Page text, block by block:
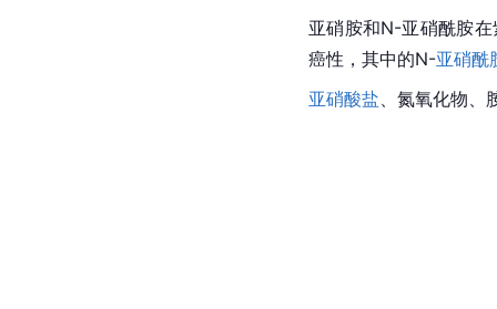
亚硝胺和N-亚硝酰胺在
癌性，其中的N-亚硝酰
亚硝酸盐 、氮氧化物